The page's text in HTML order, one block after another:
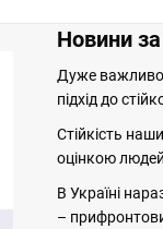
Новини
Дуже важливо
підхід до
Стійкість
оцінкою
В Україні
–